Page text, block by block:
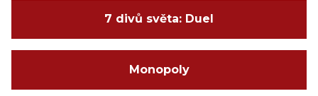
7 divů světa: Duel
Monopoly